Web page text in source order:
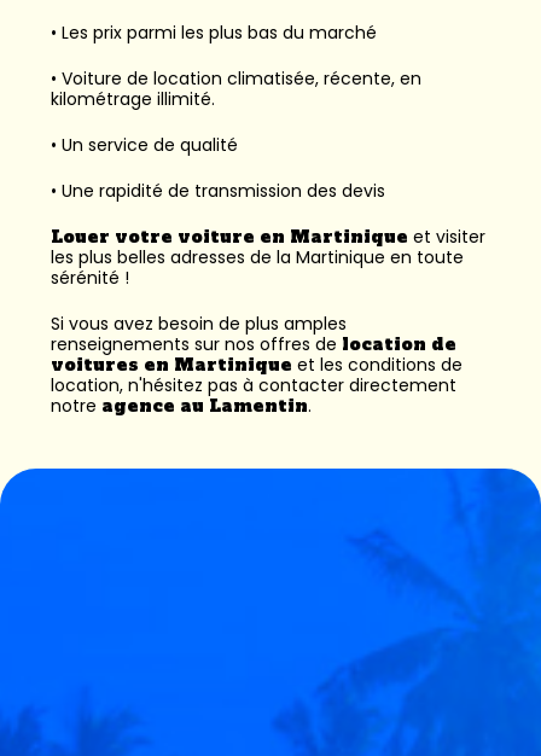
• Les prix parmi les plus bas du marché
• Voiture de location climatisée, récente, en
kilométrage illimité.
• Un service de qualité
• Une rapidité de transmission des devis
Louer votre voiture en Martinique et visiter
les plus belles adresses de la Martinique en toute
sérénité !
Si vous avez besoin de plus amples
renseignements sur nos offres de location de
voitures en Martinique et les conditions de
location, n'hésitez pas à contacter directement
notre agence au Lamentin.